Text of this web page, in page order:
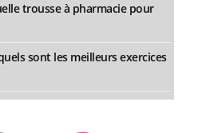
trousse à pharmacie pour
sont les meilleurs exercices